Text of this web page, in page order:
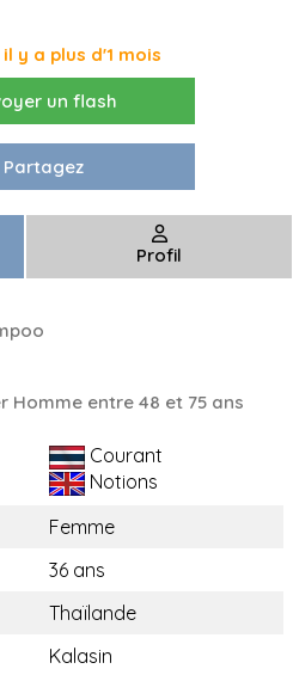
y a plus d'1 mois
un flash
Partagez
Profil
Homme entre 48 et 75 ans
Courant
Notions
Femme
36 ans
Thaïlande
Kalasin